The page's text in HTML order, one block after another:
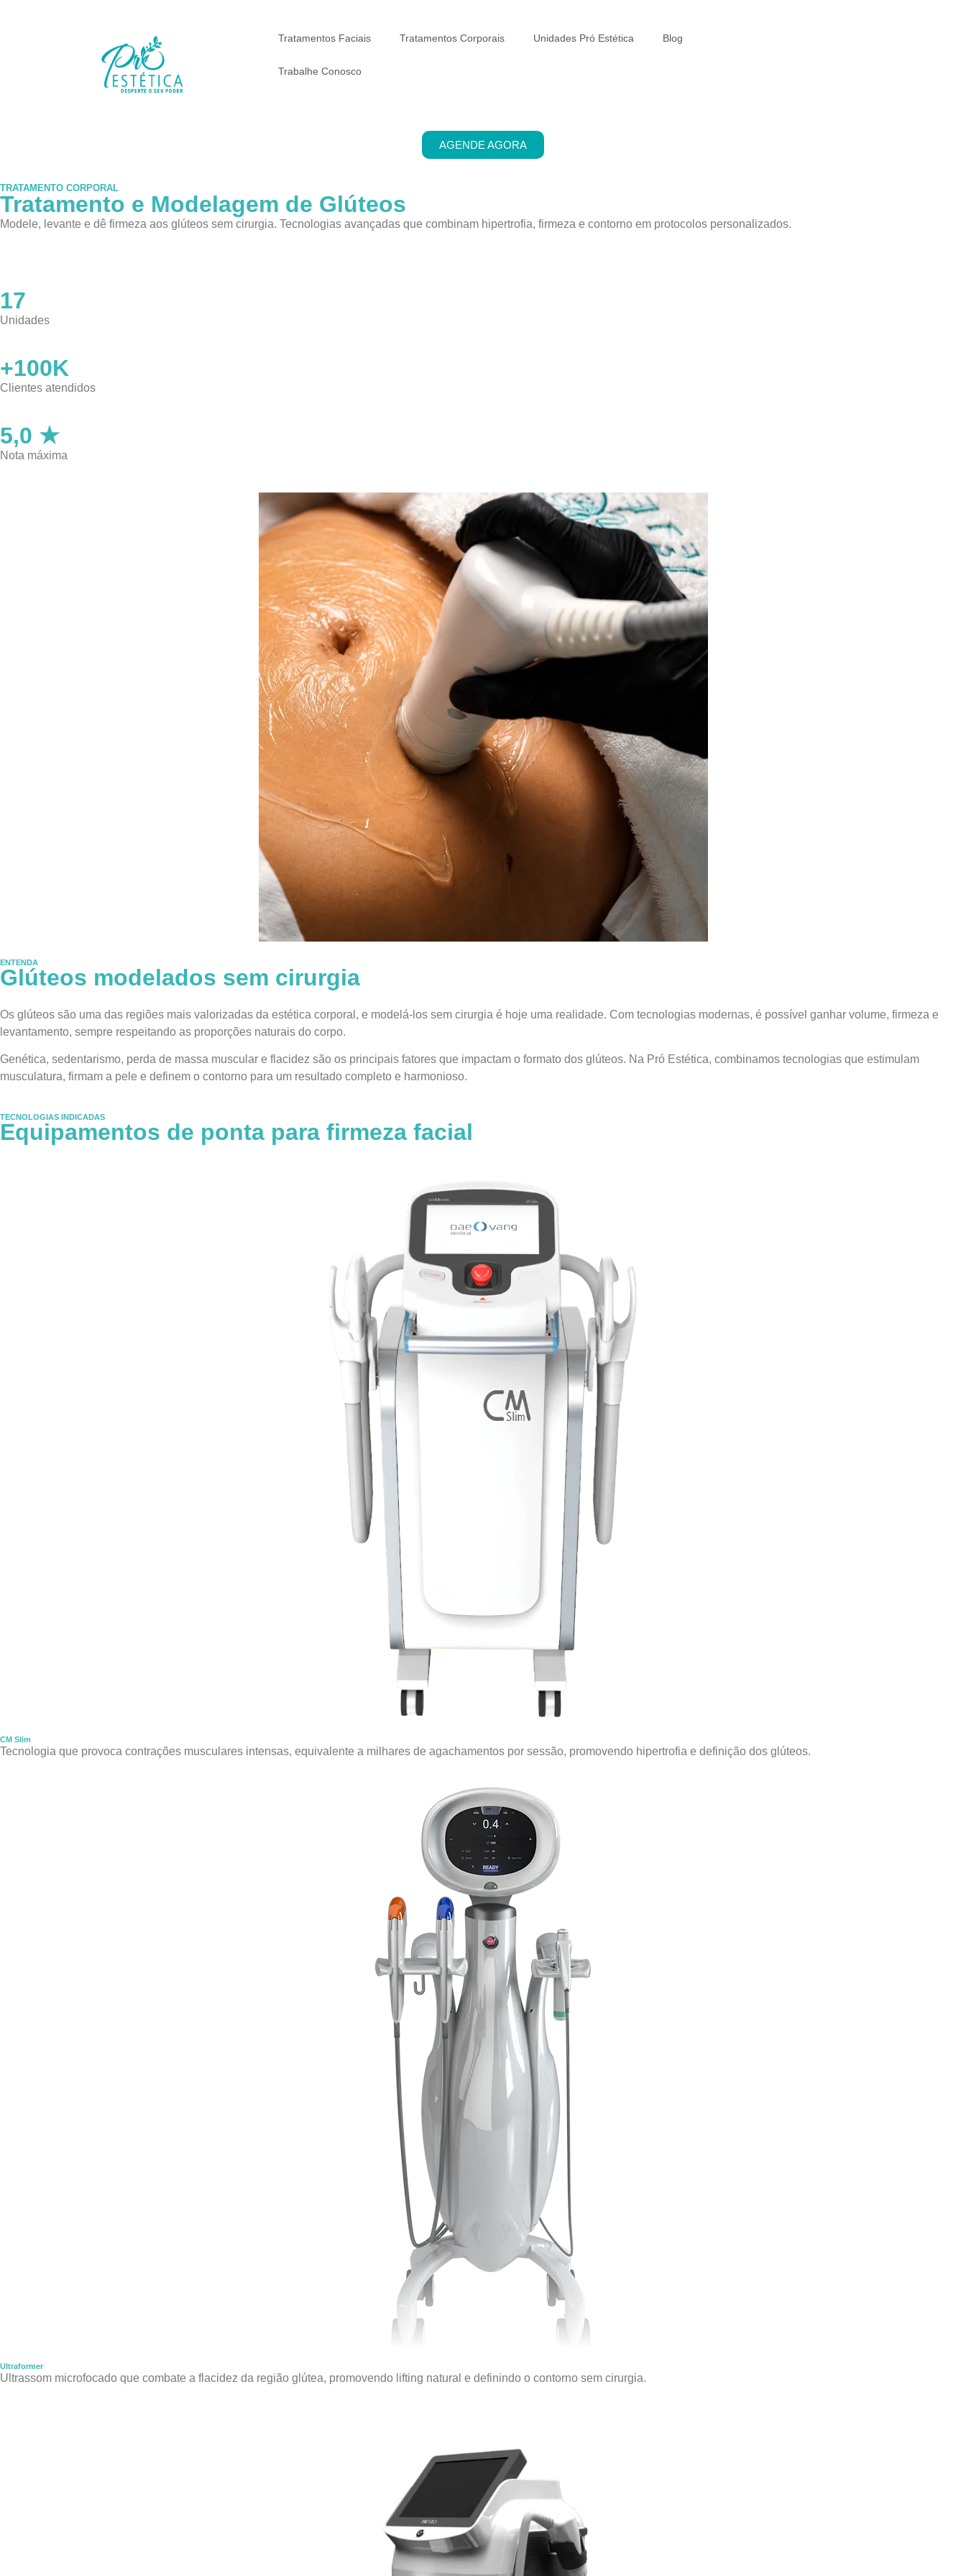
Tratamentos Faciais Tratamentos Corporais Unidades Pró Estética Blog
Trabalhe Conosco
AGENDE AGORA
TRATAMENTO CORPORAL
Tratamento e Modelagem de Glúteos
Modele, levante e dê firmeza aos glúteos sem cirurgia. Tecnologias avançadas que combinam hipertrofia, firmeza e contorno em protocolos personalizados.
17
Unidades
+100K
Clientes atendidos
5,0 ★
Nota máxima
ENTENDA
Glúteos modelados sem cirurgia
Os glúteos são uma das regiões mais valorizadas da estética corporal, e modelá-los sem cirurgia é hoje uma realidade. Com tecnologias modernas, é possível ganhar volume, firmeza e
levantamento, sempre respeitando as proporções naturais do corpo.
Genética, sedentarismo, perda de massa muscular e flacidez são os principais fatores que impactam o formato dos glúteos. Na Pró Estética, combinamos tecnologias que estimulam
musculatura, firmam a pele e definem o contorno para um resultado completo e harmonioso.
TECNOLOGIAS INDICADAS
Equipamentos de ponta para firmeza facial
CM Slim
Tecnologia que provoca contrações musculares intensas, equivalente a milhares de agachamentos por sessão, promovendo hipertrofia e definição dos glúteos.
Ultraformer
Ultrassom microfocado que combate a flacidez da região glútea, promovendo lifting natural e definindo o contorno sem cirurgia.